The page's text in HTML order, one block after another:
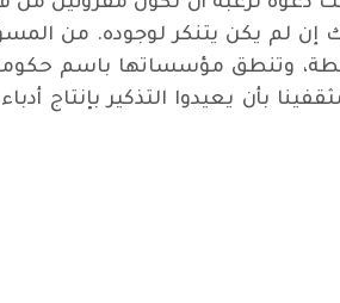
إن لم يكن يتنكر لوجوده. من
وتنطق مؤسساتها باسم
بأن يعيدوا التذكير
قمر أبيض" لـ حسن البحار.. الإبحار في دنيا السرد /